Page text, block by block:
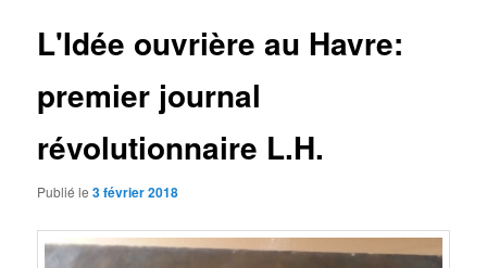
L'Idée ouvrière au Havre:
premier journal
révolutionnaire L.H.
Publié le3 février 2018